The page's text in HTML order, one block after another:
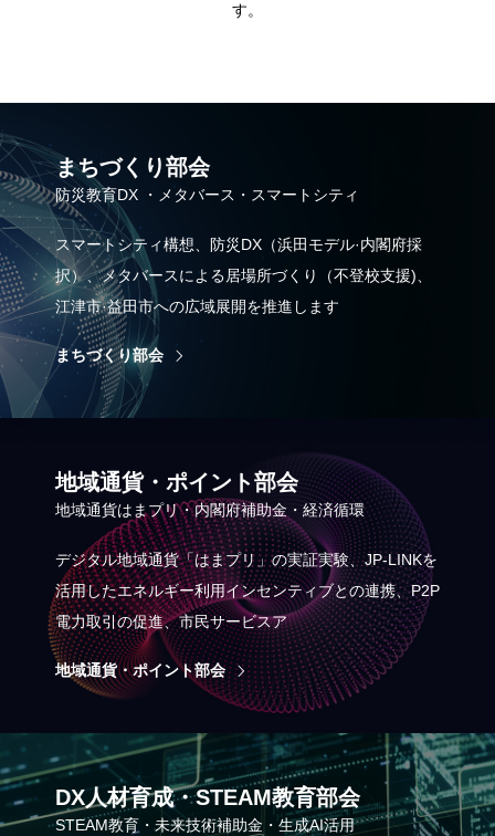
す。
まちづくり部会
防災教育DX ・メタバース・スマートシティ
スマートシティ構想、防災DX（浜田モデル·内閣府採
択）、メタバースによる居場所づくり（不登校支援)、
江津市·益田市への広域展開を推進します
まちづくり部会
地域通貨・ポイント部会
地域通貨はまプリ・内閣府補助金・経済循環
デジタル地域通貨「はまプリ」の実証実験、JP-LINKを
活用したエネルギー利用インセンティブとの連携、P2P
電力取引の促進、市民サービスア
地域通貨・ポイント部会
DX人材育成・STEAM教育部会
STEAM教育・未来技術補助金・生成AI活用